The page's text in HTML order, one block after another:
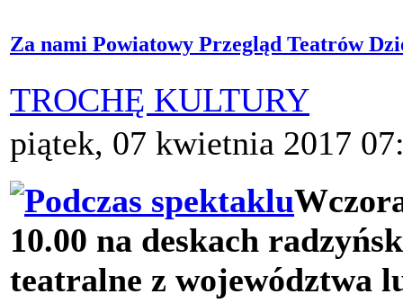
Za nami Powiatowy Przegląd Teatrów
TROCHĘ KULTURY
piątek, 07 kwietnia 2017
10.00 na deskach
teatralne z województwa